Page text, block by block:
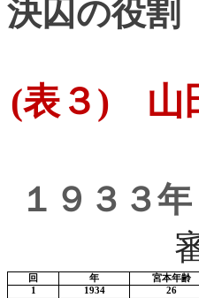
決囚の役割
(表３) 山
１９３３
回 年 宮本年齢
1
1934 26